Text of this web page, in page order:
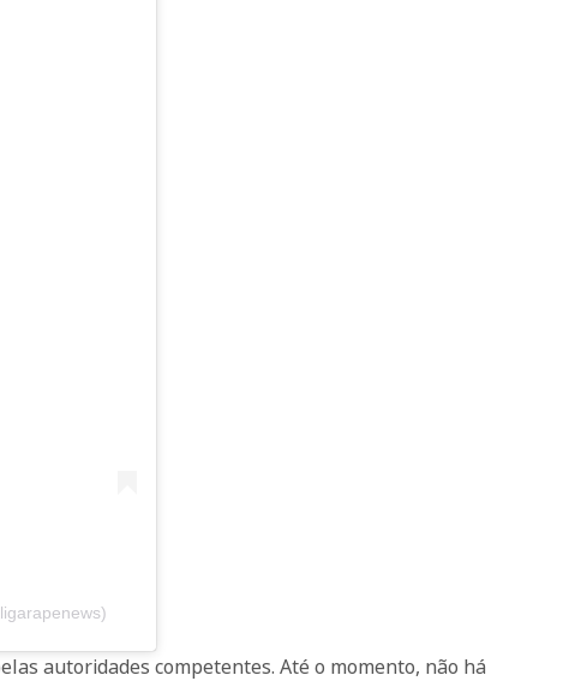
autoridades competentes. Até o momento, não há